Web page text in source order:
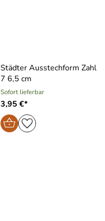
Städter Ausstechform Zahl
7 6,5 cm
Sofort lieferbar
3,95 €*